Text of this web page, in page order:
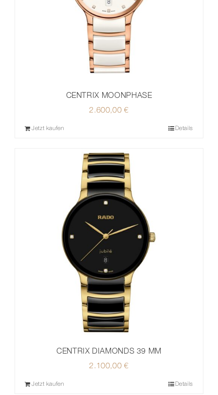
CENTRIX MOONPHASE
2.600,00€
Jetzt kaufen Details
CENTRIX DIAMONDS 39 MM
2.100,00€
Jetzt kaufen Details